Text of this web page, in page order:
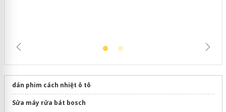
dán phim cách nhiệt ô tô
Sửa máy rửa bát bosch